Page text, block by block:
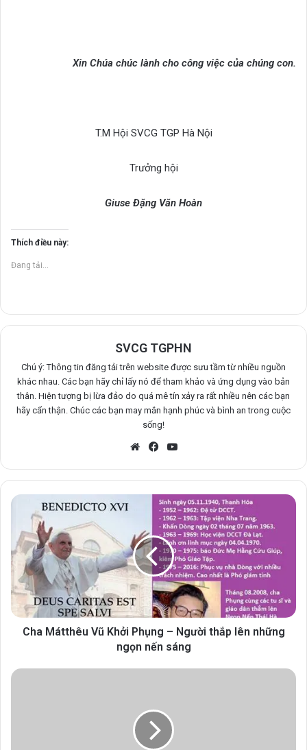
Xin Chúa chúc lành cho công việc của chúng con.
T.M Hội SVCG TGP Hà Nội
Trưởng hội
Giuse Đặng Văn Hoàn
Thích điều này:
Đang tải...
SVCG TGPHN
Chú ý: Thông tin đăng tải trên website được sưu tầm từ nhiều nguồn
khác nhau. Các bạn hãy chỉ lấy nó để tham khảo và ứng dụng vào bản
thân. Hiện tượng bị lừa đảo do quá mê tín xảy ra rất nhiều nên các bạn
hãy cẩn thận. Chúc các bạn may mắn hạnh phúc và bình an trong cuộc
sống!
WebsiteFacebook
Cha Mátthêu Vũ Khởi Phụng – Người thắp lên những
ngọn nến sáng